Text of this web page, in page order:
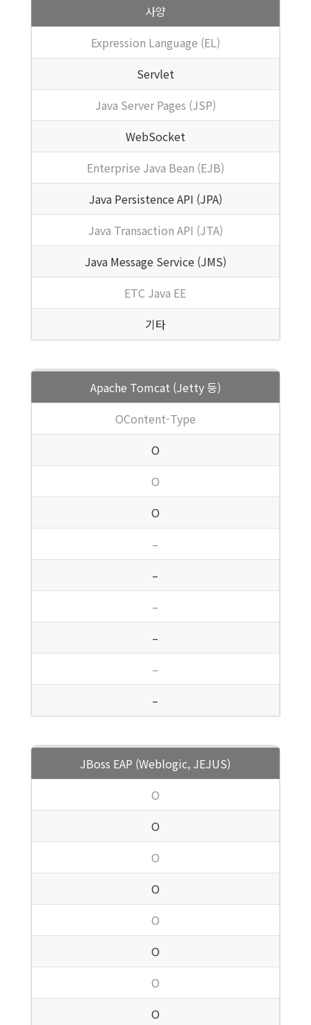
사양
Expression Language (EL)
Servlet
Java Server Pages (JSP)
WebSocket
Enterprise Java Bean (EJB)
Java Persistence API (JPA)
Java Transaction API (JTA)
Java Message Service (JMS)
ETC Java EE
기타
Apache Tomcat (Jetty 등)
OContent-Type
O
O
O
–
–
–
–
–
–
JBoss EAP (Weblogic, JEJUS)
O
O
O
O
O
O
O
O